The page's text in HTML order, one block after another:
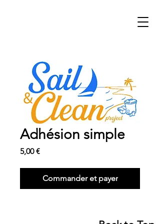
Adhésion simple
5,00 €Prix
Commander et payer